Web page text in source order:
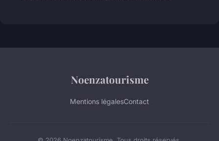
Noenzatourisme
Mentions légalesContact